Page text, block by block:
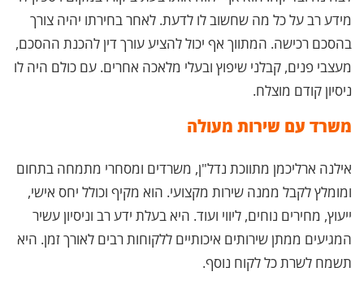
מידע רב על כל מה שחשוב לו לדעת. לאחר בחירתו יהיה צורך
בהסכם רכישה. המתווך אף יכול להציע עורך דין להכנת ההסכם,
מעצבי פנים, קבלני שיפוץ ובעלי מלאכה אחרים. עם כולם היה לו
ניסיון קודם מוצלח.
משרד עם שירות מעולה
אילנה ארליכמן מתווכת נדל"ן, משרדים ומסחרי מתמחה בתחום
ומומלץ לקבל ממנה שירות מקצועי. הוא מקיף וכולל יחס אישי,
ייעוץ, מחירים נוחים, ליווי ועוד. היא בעלת ידע רב וניסיון עשיר
המגיעים ממתן שירותים איכותיים ללקוחות רבים לאורך זמן. היא
תשמח לשרת כל לקוח נוסף.